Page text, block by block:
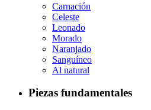
Carnación
Celeste
Leonado
Morado
Naranjado
Sanguíneo
Al natural
Piezas fundamentales